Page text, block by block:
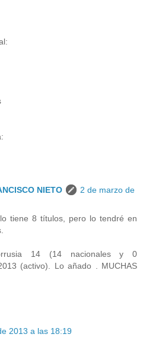
NIETO
2 de marzo de
tiene 8 títulos, pero lo tendré en
14 (14 nacionales y 0
(activo). Lo añado . MUCHAS
2013 a las 18:19